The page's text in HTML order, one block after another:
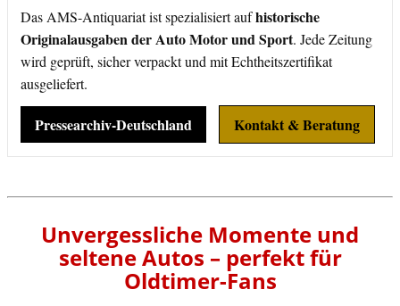
Das AMS-Antiquariat ist spezialisiert aufhistorische
Originalausgaben der Auto Motor und Sport. Jede Zeitung
wird geprüft, sicher verpackt und mit Echtheitszertifikat
ausgeliefert.
Pressearchiv-Deutschland Kontakt & Beratung
Unvergessliche Momente und
seltene Autos – perfekt für
Oldtimer-Fans